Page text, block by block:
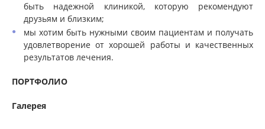
быть надежной клиникой, которую рекомендуют
друзьям и близким;
мы хотим быть нужными своим пациентам и получать
удовлетворение от хорошей работы и качественных
результатов лечения.
ПОРТФОЛИО
Галерея